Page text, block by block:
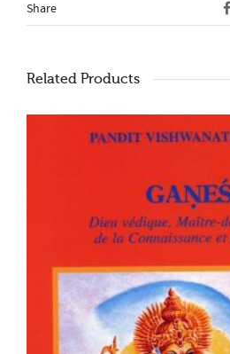
Share
Related Products